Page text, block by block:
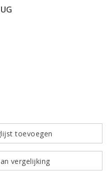
toevoegen
vergelijking